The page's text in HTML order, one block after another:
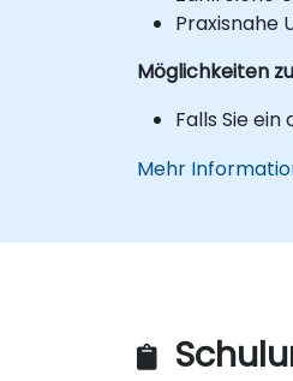
Praxisnahe
Möglichkeiten
Falls Sie
Mehr